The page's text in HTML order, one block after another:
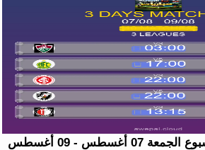
جدول مباريات هذا الأسبوع الجمعة 07 أغسطس - 09 أغسطس